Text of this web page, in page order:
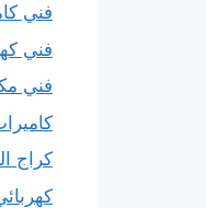
فني
فني
فني
كراج